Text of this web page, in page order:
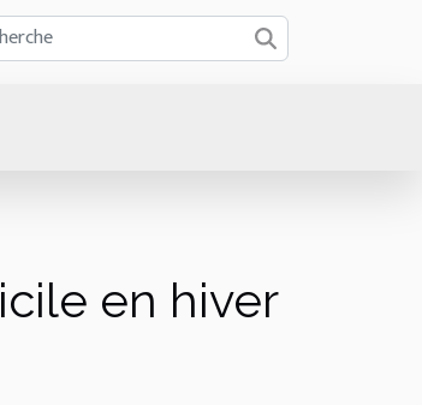
en hiver